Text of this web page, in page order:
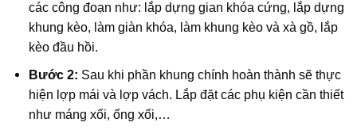
các công đoạn như: lắp dựng gian khóa cứng, lắp dựng
khung kèo, làm giàn khóa, làm khung kèo và xà gồ, lắp
kèo đầu hồi.
Bước 2: Sau khi phần khung chính hoàn thành sẽ thực
hiện lợp mái và lợp vách. Lắp đặt các phụ kiện cần thiết
như máng xối, ống xối,…